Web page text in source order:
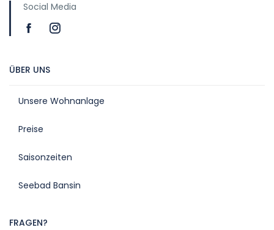
Social Media
ÜBER UNS
Unsere Wohnanlage
Preise
Saisonzeiten
Seebad Bansin
FRAGEN?